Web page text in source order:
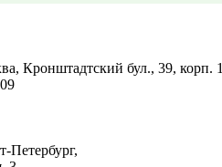
Кронштадтский бул., 39, корп. 1
Петербург,